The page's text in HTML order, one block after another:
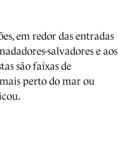
em redor das entradas
salvadores e aos
são faixas de
mais perto do mar ou